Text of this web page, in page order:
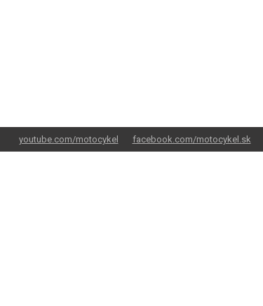
youtube.com/motocykel facebook.com/motocykel.sk